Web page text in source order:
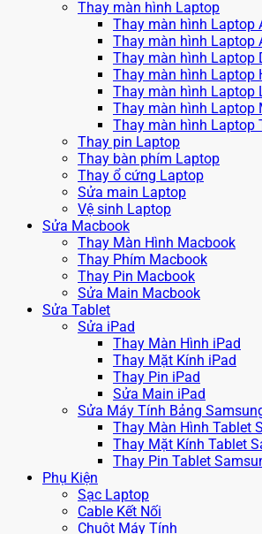
Thay màn hình Laptop
Thay màn hình Laptop
Thay màn hình Laptop
Thay màn hình Laptop
Thay màn hình Laptop
Thay màn hình Laptop
Thay màn hình Laptop
Thay màn hình Laptop
Thay pin Laptop
Thay bàn phím Laptop
Thay ổ cứng Laptop
Sửa main Laptop
Vệ sinh Laptop
Sửa Macbook
Thay Màn Hình Macbook
Thay Phím Macbook
Thay Pin Macbook
Sửa Main Macbook
Sửa Tablet
Sửa iPad
Thay Màn Hình iPad
Thay Mặt Kính iPad
Thay Pin iPad
Sửa Main iPad
Sửa Máy Tính Bảng
Thay Màn Hình Tablet
Thay Mặt Kính Tablet
Thay Pin Tablet
Phụ Kiện
Sạc Laptop
Cable Kết Nối
Chuột Máy Tính